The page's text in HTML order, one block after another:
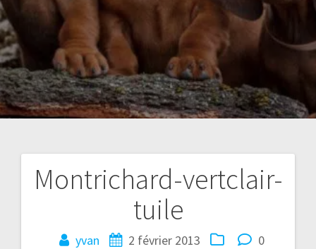
Montrichard-vertclair-
tuile
yvan 2 février 2013 0
Navigation